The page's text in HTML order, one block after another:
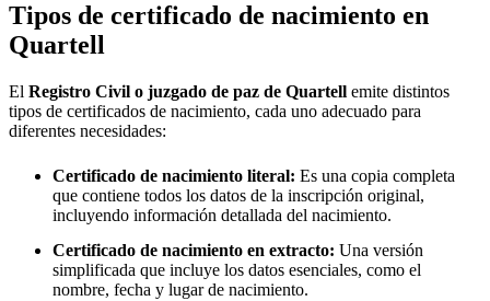
Tipos de certificado de nacimiento en
Quartell
El Registro Civil o juzgado de paz de Quartell emite distintos
tipos de certificados de nacimiento, cada uno adecuado para
diferentes necesidades:
Certificado de nacimiento literal: Es una copia completa
que contiene todos los datos de la inscripción original,
incluyendo información detallada del nacimiento.
Certificado de nacimiento en extracto: Una versión
simplificada que incluye los datos esenciales, como el
nombre, fecha y lugar de nacimiento.